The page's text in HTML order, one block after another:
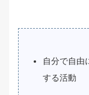
自分で自由
する活動